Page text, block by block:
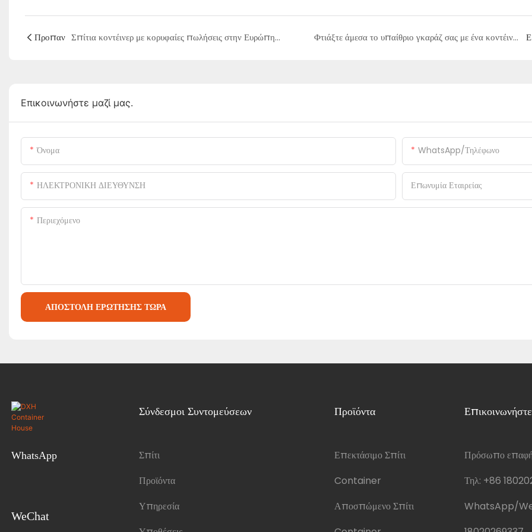
Προπαν Σπίτια κοντέινερ με κορυφαίες πωλήσεις στην Ευρώπη: Διευρυμένα κοντέινερ για μοντέρνα διαβίωση! Φτιάξτε άμεσα το υπαίθριο γκαράζ σας με ένα κοντέινερ
Επικοινωνήστε μαζί μας.
Όνομα WhatsApp/Τηλέφωνο
ΗΛΕΚΤΡΟΝΙΚΗ ΔΙΕΥΘΥΝΣΗ Επωνυμία Εταιρείας
Περιεχόμενο
ΑΠΟΣΤΟΛΉ ΕΡΏΤΗΣΗΣ ΤΏΡΑ
WhatsApp
WeChat
Σύνδεσμοι Συντομεύσεων
Σπίτι
Προϊόντα
Υπηρεσία
Προϊόντα
Επεκτάσιμο Σπίτι
Container
Αποσπώμενο Σπίτι
Πρόσωπο
Τηλ: +86
WhatsApp/